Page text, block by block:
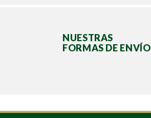
NUESTRAS
FORMAS DE ENVÍO